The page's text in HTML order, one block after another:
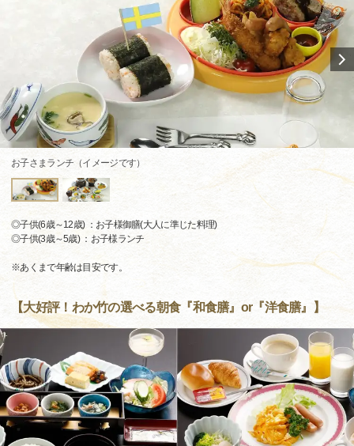
お子さまランチ（イメージです）
◎子供(6歳～12歳) ：お子様御膳(大人に準じた料理)
◎子供(3歳～5歳) ：お子様ランチ
※あくまで年齢は目安です。
【大好評！わか竹の選べる朝食『和食膳』or『洋食膳』】